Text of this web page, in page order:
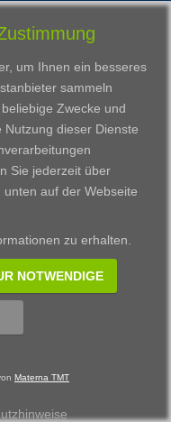
Bildungsangebot
Ausbildung
Zertifikatslehrgänge
Fortbildung
by CARUSO
um Ihnen ein besseres
sammeln
Zwecke und
dieser Dienste
Sie jederzeit über
unten auf der Webseite
zu erhalten.
NOTWENDIGE
Materna TMT